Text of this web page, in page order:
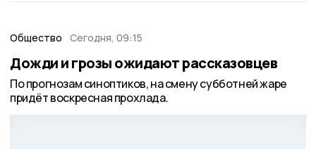
Общество Сегодня, 09:15
Дожди и грозы ожидают рассказовцев
По прогнозам синоптиков, на смену субботней жаре
придёт воскресная прохлада.